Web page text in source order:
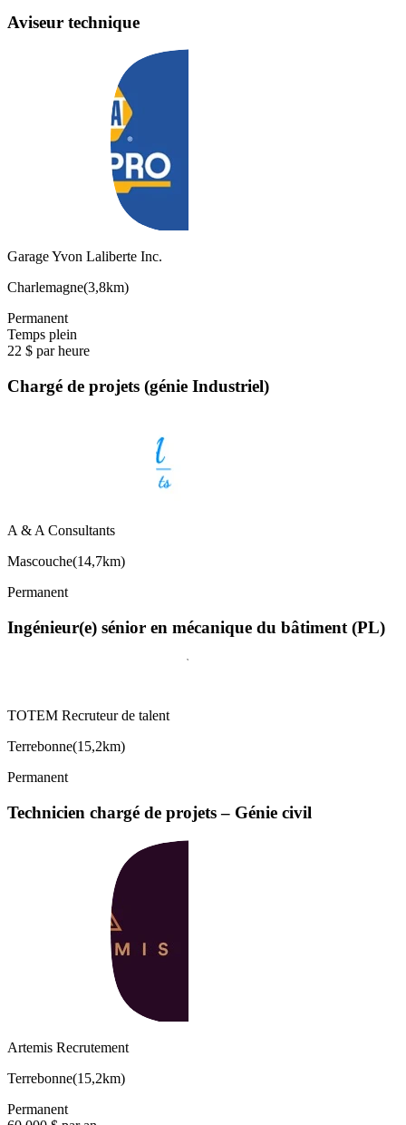
Aviseur technique
Garage Yvon Laliberte Inc.
Charlemagne(3,8km)
Permanent
Temps plein
22 $ par heure
Chargé de projets (génie Industriel)
A & A Consultants
Mascouche(14,7km)
Permanent
Ingénieur(e) sénior en mécanique du bâtiment (PL)
TOTEM Recruteur de talent
Terrebonne(15,2km)
Permanent
Technicien chargé de projets – Génie civil
Artemis Recrutement
Terrebonne(15,2km)
Permanent